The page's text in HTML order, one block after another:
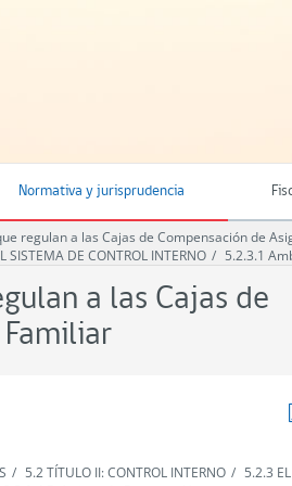
Normativa y jurisprudencia
regulan a las Cajas de Compensación de
SISTEMA DE CONTROL INTERNO
5.2.3.1
a las Cajas de
5.2 TÍTULO II: CONTROL INTERNO
5.2.3